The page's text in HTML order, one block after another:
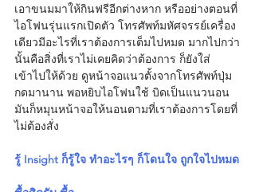
เอาขนมมาให้กินฟรีอีกต่างหาก หรืออย่างตอนที่
ไอโฟนรุ่นแรกเปิดตัว โทรศัพท์มหัศจรรย์เครื่อง
เดียวมีอะไรที่เราต้องการเต็มไปหมด มากไปกว่า
นั้นคือสิ่งที่เราไม่เคยคิดว่าต้องการ ก็ยังใส่
เข้าไปให้ด้วย ดูหน้าจอแนวตั้งจากโทรศัพท์ปุ่ม
กดมานาน พอหยิบไอโฟนใช้ บิดเป็นแนวนอน
มันก็หมุนหน้าจอให้นอนตามที่เราต้องการโดยที่
ไม่ต้องสั่ง
รู้ Insight ก็รู้ใจ ทำอะไรๆ ก็โดนใจ ถูกใจไปหมด